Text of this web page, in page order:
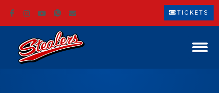
TICKETS